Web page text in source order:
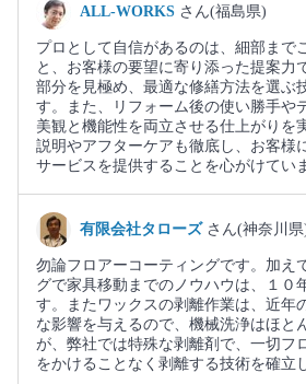
ALL-WORKS さん(福島県)
プロとして自信があるのは、細部まで
と、お客様の要望に寄り添った提案力
部分を見極め、最適な修繕方法を選ぶ
す。また、リフォーム後の使い勝手や
美観と機能性を両立させる仕上がりを
説明やアフターケアも徹底し、お客様
サービスを提供することを心がけてい
有限会社タローズ さん(神奈川県
勿論フロアーコーティングです。加え
グで家具移動までのノウハウは、１０
す。またワックスの剥離作業は、近年
な影響を与えるので、機械洗浄はほと
が、弊社では特殊な剥離剤で、一切フ
をかけることなく剥離する技術を確立